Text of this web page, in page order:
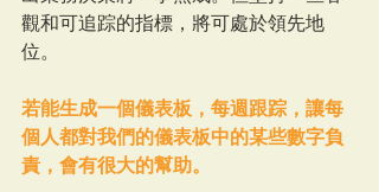
觀和可追踪的指標，將可處於領先地
位。
若能生成一個儀表板，每週跟踪，讓每
個人都對我們的儀表板中的某些數字負
責，會有很大的幫助。